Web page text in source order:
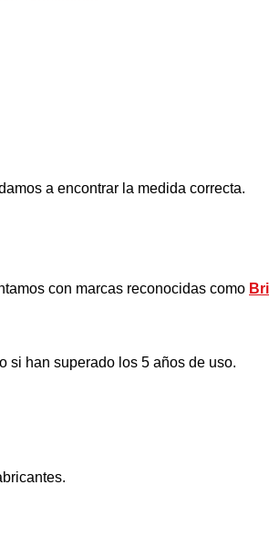
a encontrar la medida correcta.
con marcas reconocidas como
si han superado los 5 años de uso.